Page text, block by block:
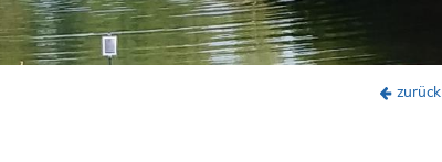
zurück